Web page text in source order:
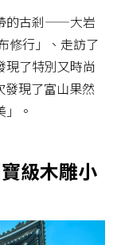
的古剎——大岩
修行」、走訪了
現了特別又時尚
發現了富山果然
。
級木雕小